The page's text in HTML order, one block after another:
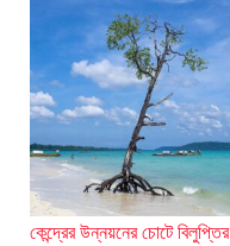
কেন্দ্রের উন্নয়নের চোটে বিলুপ্তির